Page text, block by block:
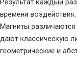
Результат каждый
времени воздействия.
Магниты
дают классическую
геометрические и